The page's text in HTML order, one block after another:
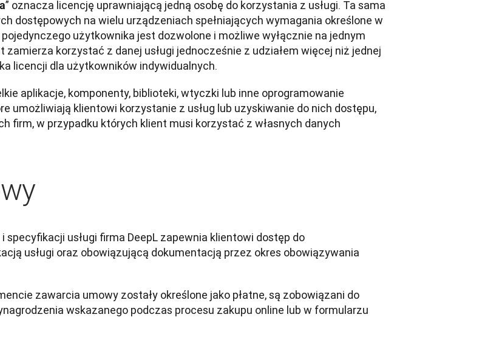
” oznacza licencję uprawniającą jedną osobę do korzystania z usługi. Ta sama
dostępowych na wielu urządzeniach spełniających wymagania określone w
użytkownika jest dozwolone i możliwe wyłącznie na jednym
korzystać z danej usługi jednocześnie z udziałem więcej niż jednej
licencji dla użytkowników indywidualnych.
aplikacje, komponenty, biblioteki, wtyczki lub inne oprogramowanie
umożliwiają klientowi korzystanie z usług lub uzyskiwanie do nich dostępu,
firm, w przypadku których klient musi korzystać z własnych danych
usługi firma DeepL zapewnia klientowi dostęp do
usługi oraz obowiązującą dokumentacją przez okres obowiązywania
zawarcia umowy zostały określone jako płatne, są zobowiązani do
wskazanego podczas procesu zakupu online lub w formularzu